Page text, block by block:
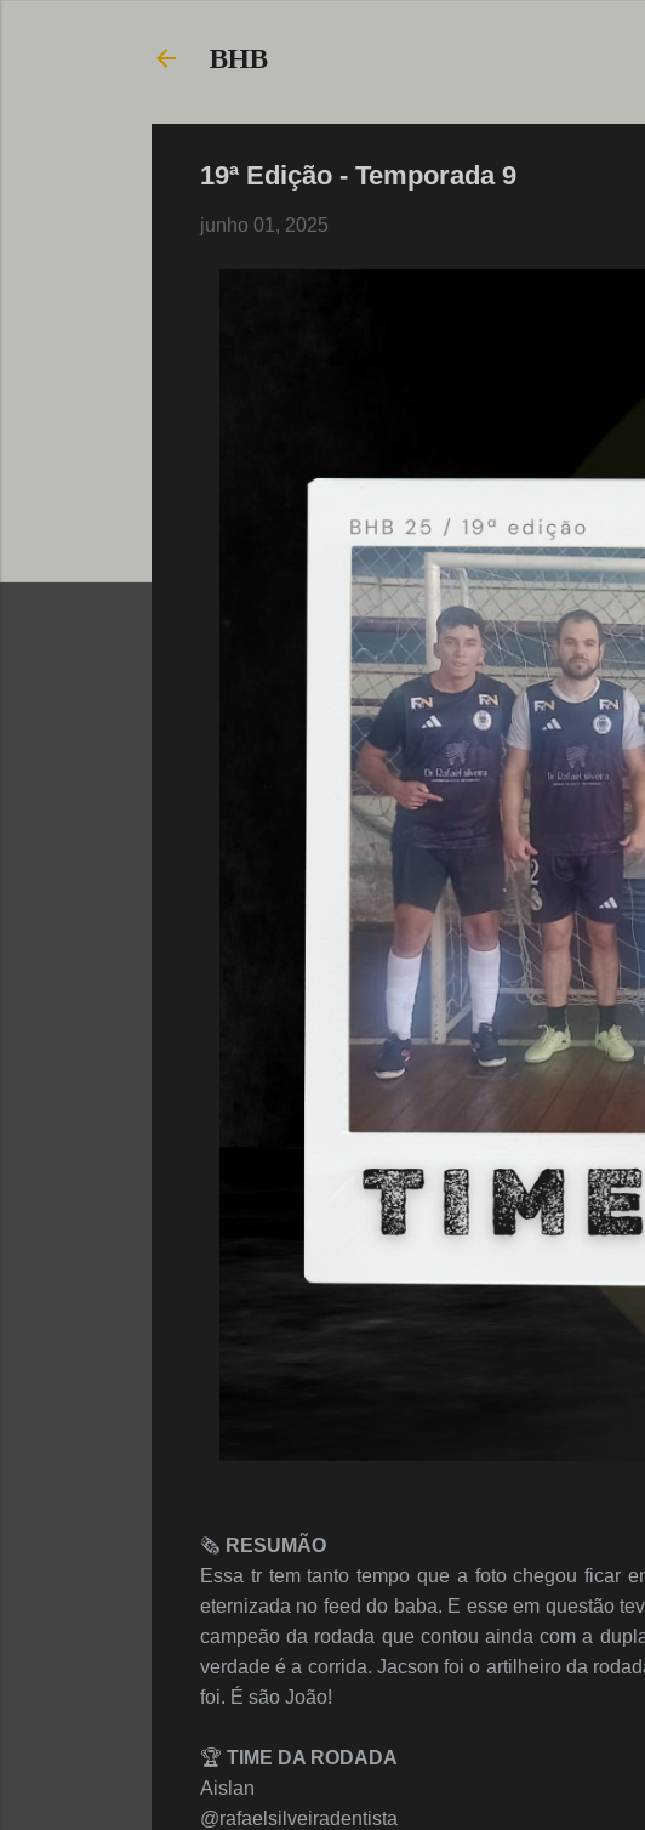
BHB
19ª Edição - Temporada 9
junho 01, 2025
🗞️ RESUMÃO
Essa tr tem tanto tempo que a foto chegou ficar
eternizada no feed do baba. E esse em questão
campeão da rodada que contou ainda com a
verdade é a corrida. Jacson foi o artilheiro da
foi. É são João!
🏆 TIME DA RODADA
Aislan
@rafaelsilveiradentista